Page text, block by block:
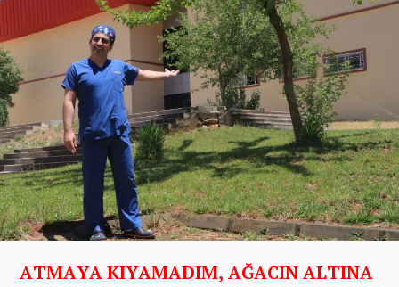
ATMAYA KIYAMADIM, AĞACIN ALTINA